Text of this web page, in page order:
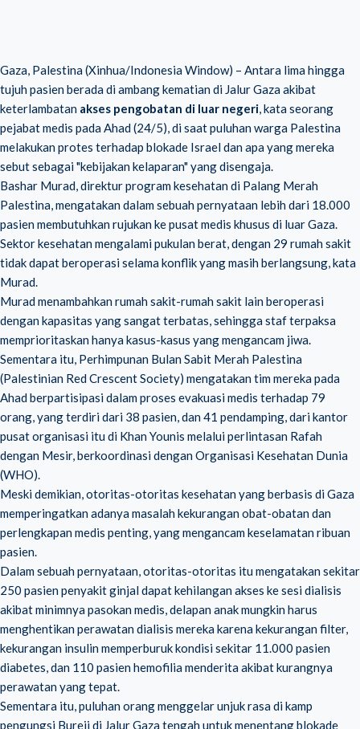
Gaza, Palestina (Xinhua/Indonesia Window) – Antara lima hingga
tujuh pasien berada di ambang kematian di Jalur Gaza akibat
keterlambatan akses pengobatan di luar negeri, kata seorang
pejabat medis pada Ahad (24/5), di saat puluhan warga Palestina
melakukan protes terhadap blokade Israel dan apa yang mereka
sebut sebagai "kebijakan kelaparan" yang disengaja.
Bashar Murad, direktur program kesehatan di Palang Merah
Palestina, mengatakan dalam sebuah pernyataan lebih dari 18.000
pasien membutuhkan rujukan ke pusat medis khusus di luar Gaza.
Sektor kesehatan mengalami pukulan berat, dengan 29 rumah sakit
tidak dapat beroperasi selama konflik yang masih berlangsung, kata
Murad.
Murad menambahkan rumah sakit-rumah sakit lain beroperasi
dengan kapasitas yang sangat terbatas, sehingga staf terpaksa
memprioritaskan hanya kasus-kasus yang mengancam jiwa.
Sementara itu, Perhimpunan Bulan Sabit Merah Palestina
(Palestinian Red Crescent Society) mengatakan tim mereka pada
Ahad berpartisipasi dalam proses evakuasi medis terhadap 79
orang, yang terdiri dari 38 pasien, dan 41 pendamping, dari kantor
pusat organisasi itu di Khan Younis melalui perlintasan Rafah
dengan Mesir, berkoordinasi dengan Organisasi Kesehatan Dunia
(WHO).
Meski demikian, otoritas-otoritas kesehatan yang berbasis di Gaza
memperingatkan adanya masalah kekurangan obat-obatan dan
perlengkapan medis penting, yang mengancam keselamatan ribuan
pasien.
Dalam sebuah pernyataan, otoritas-otoritas itu mengatakan sekitar
250 pasien penyakit ginjal dapat kehilangan akses ke sesi dialisis
akibat minimnya pasokan medis, delapan anak mungkin harus
menghentikan perawatan dialisis mereka karena kekurangan filter,
kekurangan insulin memperburuk kondisi sekitar 11.000 pasien
diabetes, dan 110 pasien hemofilia menderita akibat kurangnya
perawatan yang tepat.
Sementara itu, puluhan orang menggelar unjuk rasa di kamp
pengungsi Bureij di Jalur Gaza tengah untuk menentang blokade